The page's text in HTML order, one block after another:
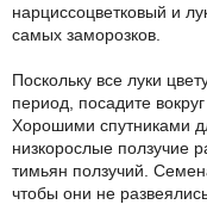
нарциссоцветковый и
самых заморозков.
Поскольку все луки
период, посадите
Хорошими спутниками
низкорослые ползучие
тимьян ползучий.
чтобы они не